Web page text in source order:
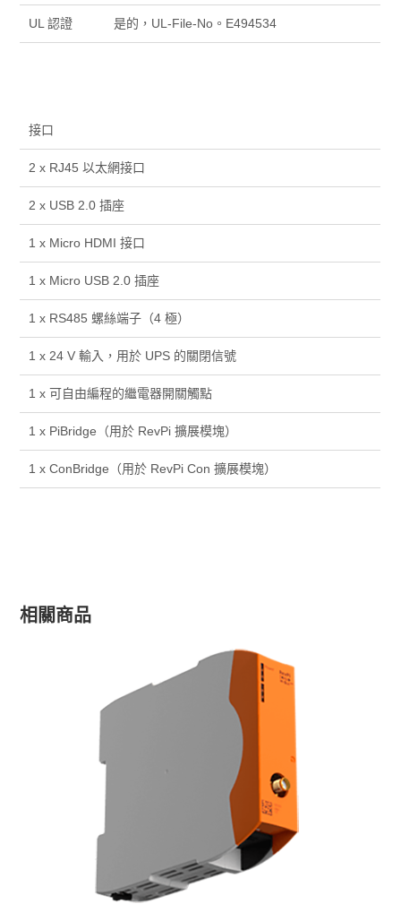
UL 認證 是的，UL-File-No。E494534
接口
2 x RJ45 以太網接口
2 x USB 2.0 插座
1 x Micro HDMI 接口
1 x Micro USB 2.0 插座
1 x RS485 螺絲端子（4 極）
1 x 24 V 輸入，用於 UPS 的關閉信號
1 x 可自由編程的繼電器開關觸點
1 x PiBridge（用於 RevPi 擴展模塊）
1 x ConBridge（用於 RevPi Con 擴展模塊）
相關商品